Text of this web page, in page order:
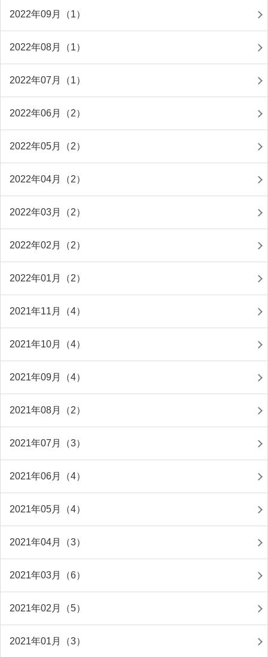
2022年09月（1）
2022年08月（1）
2022年07月（1）
2022年06月（2）
2022年05月（2）
2022年04月（2）
2022年03月（2）
2022年02月（2）
2022年01月（2）
2021年11月（4）
2021年10月（4）
2021年09月（4）
2021年08月（2）
2021年07月（3）
2021年06月（4）
2021年05月（4）
2021年04月（3）
2021年03月（6）
2021年02月（5）
2021年01月（3）